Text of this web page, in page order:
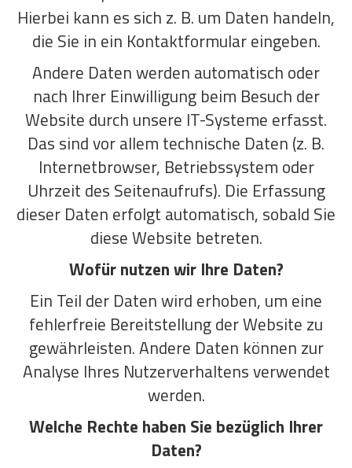
Hierbei kann es sich z. B. um Daten handeln,
die Sie in ein Kontaktformular eingeben.
Andere Daten werden automatisch oder
nach Ihrer Einwilligung beim Besuch der
Website durch unsere IT-Systeme erfasst.
Das sind vor allem technische Daten (z. B.
Internetbrowser, Betriebssystem oder
Uhrzeit des Seitenaufrufs). Die Erfassung
dieser Daten erfolgt automatisch, sobald Sie
diese Website betreten.
Wofür nutzen wir Ihre Daten?
Ein Teil der Daten wird erhoben, um eine
fehlerfreie Bereitstellung der Website zu
gewährleisten. Andere Daten können zur
Analyse Ihres Nutzerverhaltens verwendet
werden.
Welche Rechte haben Sie bezüglich Ihrer
Daten?